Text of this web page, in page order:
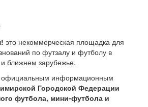
это некоммерческая площадка для
по футзалу и футболу в
ближнем зарубежье.
официальным информационным
Городской Федерации
футбола, мини-футбола и